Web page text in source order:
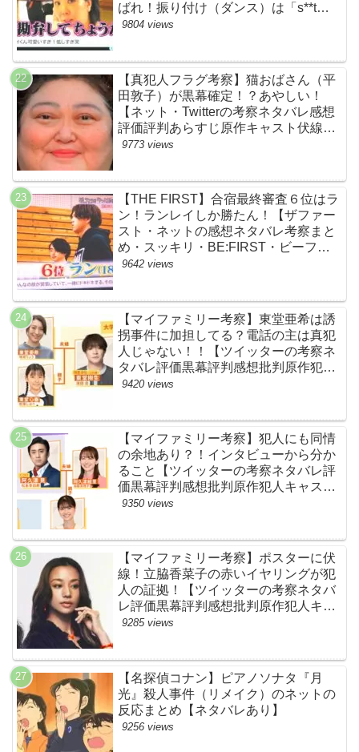
ばれ！振り付け（ダンス）は「s**t
kingz」のOguri・Kazuki！豪華！【ネ
BE:FIRST・ビーファースト】
9804 views
【真犯人フラグ考察】猫おばさん（平
田敦子）が黒幕確定！？あやしい！
【ネット・Twitterの考察ネタバレ感想
評価評判あらすじ原作キャスト伏線ま
とめ】
9773 views
【THE FIRST】合宿最終審査６位はラ
ン！ランレイしか勝たん！【ザファー
スト・ネットの感想ネタバレ考察まと
め・スッキリ・BE:FIRST・ビーファ
ースト】
9642 views
【マイファミリー考察】東堂亜希は誘
拐事件に加担してる？電話の主は真犯
人じゃない！！【ツイッターの考察ネ
タバレ評価黒幕評判感想批判原作犯人
キャスト脚本あらすじ伏線まとめ】
9420 views
【マイファミリー考察】犯人にも同情
の余地あり？！インタビューから分か
ること【ツイッターの考察ネタバレ評
価黒幕評判感想批判原作犯人キャスト
脚本あらすじ伏線まとめ】
9350 views
【マイファミリー考察】ポスターに伏
線！立脇香菜子の赤いイヤリングが犯
人の証拠！【ツイッターの考察ネタバ
レ評価黒幕評判感想批判原作犯人キャ
スト脚本あらすじ伏線まとめ・高橋メ
9285 views
【名探偵コナン】ピアノソナタ『月
光』殺人事件（リメイク）のネットの
反応まとめ【ネタバレあり】
9256 views